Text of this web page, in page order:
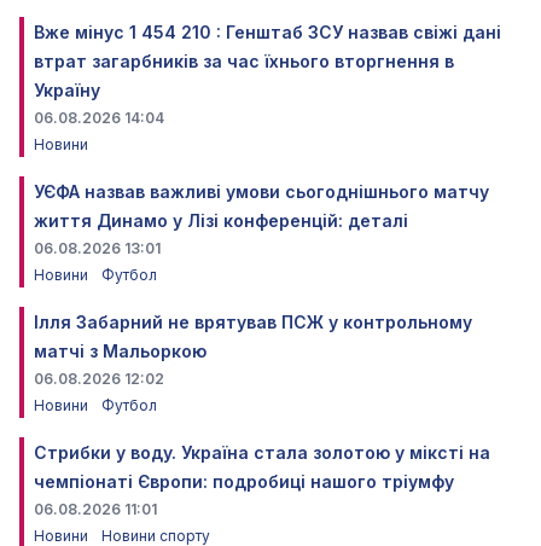
Вже мінус 1 454 210 : Генштаб ЗСУ назвав свіжі дані
втрат загарбників за час їхнього вторгнення в
Україну
06.08.2026 14:04
Новини
УЄФА назвав важливі умови сьогоднішнього матчу
життя Динамо у Лізі конференцій: деталі
06.08.2026 13:01
Новини
Футбол
Ілля Забарний не врятував ПСЖ у контрольному
матчі з Мальоркою
06.08.2026 12:02
Новини
Футбол
Стрибки у воду. Україна стала золотою у міксті на
чемпіонаті Європи: подробиці нашого тріумфу
06.08.2026 11:01
Новини
Новини спорту